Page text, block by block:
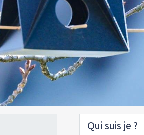
Qui suis je ?